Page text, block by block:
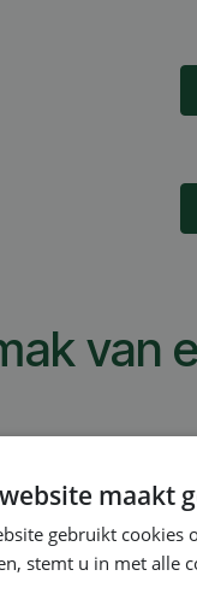
van
alle
De
is een
op een goed
maakt
gebruikt cookies
stemt u in met alle